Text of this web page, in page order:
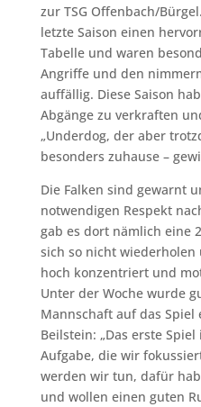
zur TSG Offenbach/
letzte Saison einen
Tabelle und waren
Angriffe und den
auffällig. Diese Saison
Abgänge zu verkraften
„Underdog, der aber
besonders zuhause –
Die Falken sind gewarnt
notwendigen Respekt
gab es dort nämlich eine
sich so nicht wiederholen
hoch konzentriert und
Unter der Woche wurde
Mannschaft auf das
Beilstein: „Das erste
Aufgabe, die wir
werden wir tun, dafür
und wollen einen guten